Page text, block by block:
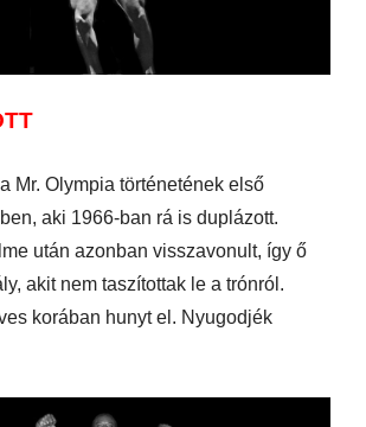
Mr. Olympia történetének első
aki 1966-ban rá is duplázott.
után azonban visszavonult, így ő
akit nem taszítottak le a trónról.
korában hunyt el. Nyugodjék